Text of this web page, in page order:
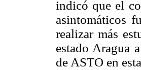
indicó que el
asintomáticos
realizar más
estado Aragua
de ASTO en